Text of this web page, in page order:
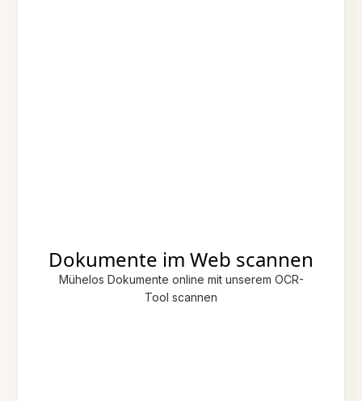
Dokumente im Web scannen
Mühelos Dokumente online mit unserem OCR-
Tool scannen